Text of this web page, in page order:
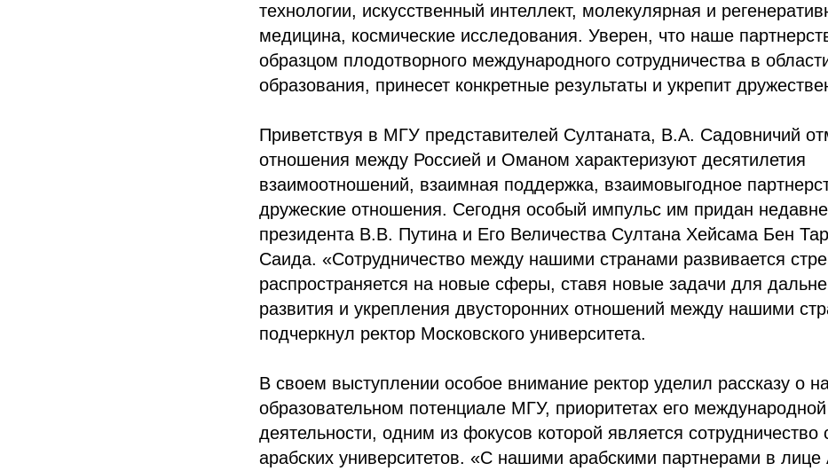
технологии, искусственный интеллект, молекулярная и
медицина, космические исследования. Уверен, что наше
образцом плодотворного международного сотрудничества в
образования, принесет конкретные результаты и укрепит
Приветствуя в МГУ представителей Султаната, В.А. Садовничий
отношения между Россией и Оманом характеризуют десятилетия
взаимоотношений, взаимная поддержка, взаимовыгодное
дружеские отношения. Сегодня особый импульс им придан
президента В.В. Путина и Его Величества Султана Хейсама Бен
Саида. «Сотрудничество между нашими странами развивается
распространяется на новые сферы, ставя новые задачи для
развития и укрепления двусторонних отношений между нашими
подчеркнул ректор Московского университета.
В своем выступлении особое внимание ректор уделил рассказу о
образовательном потенциале МГУ, приоритетах его международной
деятельности, одним из фокусов которой является сотрудничество
арабских университетов. «С нашими арабскими партнерами в лице